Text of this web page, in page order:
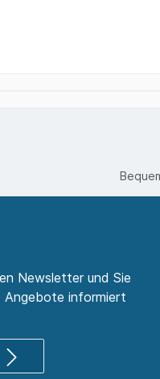
Newsletter und Sie
Angebote informiert